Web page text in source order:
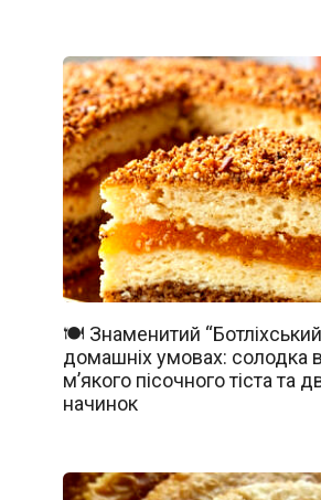
🍽️ Знаменитий “Ботліхський
домашніх умовах: солодка
м’якого пісочного тіста та
начинок